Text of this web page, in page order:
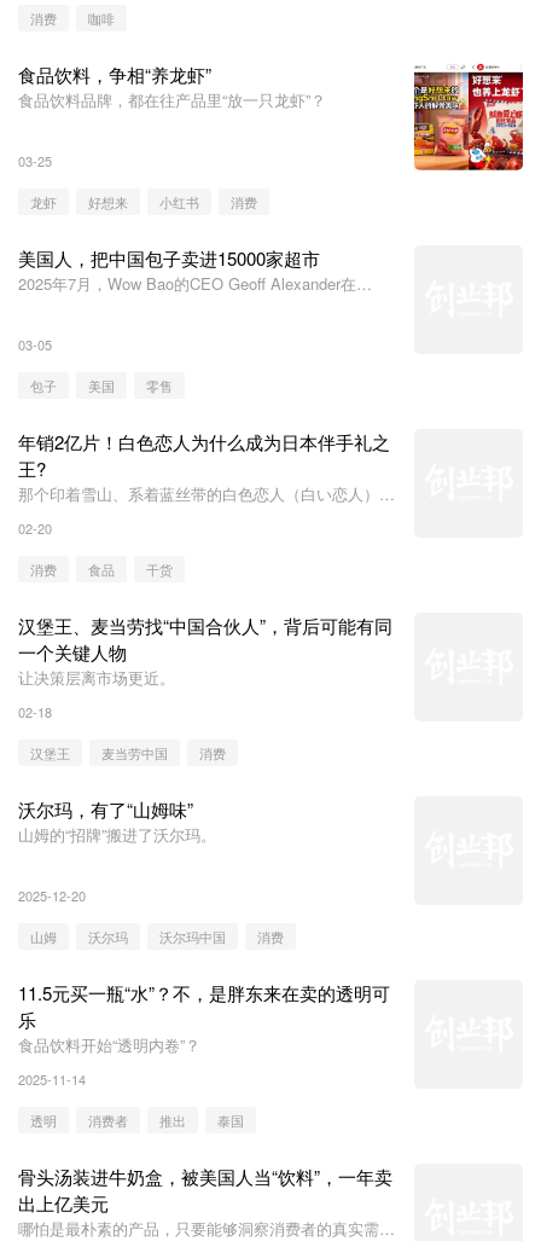
消费 咖啡
食品饮料，争相“养龙虾”
食品饮料品牌，都在往产品里“放一只龙虾”？
03-25
龙虾 好想来 小红书 消费
美国人，把中国包子卖进15000家超市
2025年7月，Wow Bao的CEO Geoff Alexander在
每6秒卖出一盒包子。
03-05
包子 美国 零售
年销2亿片！白色恋人为什么成为日本伴手礼之
王?
那个印着雪山、系着蓝丝带的白色恋人（白い恋人），
02-20
消费 食品 干货
汉堡王、麦当劳找“中国合伙人”，背后可能有同
一个关键人物
让决策层离市场更近。
02-18
汉堡王 麦当劳中国 消费
沃尔玛，有了“山姆味”
山姆的“招牌”搬进了沃尔玛。
2025-12-20
山姆 沃尔玛 沃尔玛中国 消费
11.5元买一瓶“水”？不，是胖东来在卖的透明可
乐
食品饮料开始“透明内卷”？
2025-11-14
透明 消费者 推出 泰国
骨头汤装进牛奶盒，被美国人当“饮料”，一年卖
出上亿美元
哪怕是最朴素的产品，只要能够洞察消费者的真实需